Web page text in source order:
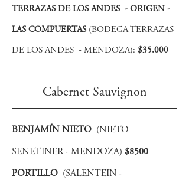
TERRAZAS DE LOS ANDES - ORIGEN -
LAS COMPUERTAS (BODEGA TERRAZAS
DE LOS ANDES - MENDOZA): $35.000
Cabernet Sauvignon
BENJAMÍN NIETO (NIETO
SENETINER - MENDOZA) $8500
PORTILLO (SALENTEIN -